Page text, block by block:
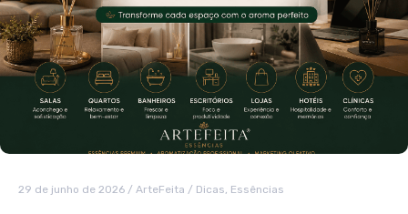
29 de junho de 2026 / ArteFeita / Dicas, Essências